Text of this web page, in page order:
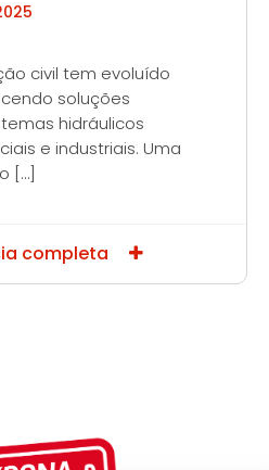
civil tem evoluído
soluções
hidráulicos
e industriais. Uma
[…]
completa